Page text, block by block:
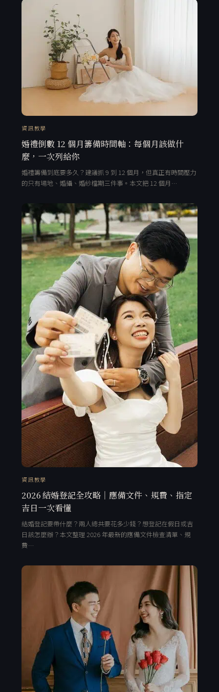
資訊教學
婚禮倒數 12 個月籌備時間軸：每個月該做什
麼，一次列給你
婚禮籌備到底要多久？建議抓 9 到 12 個月，但真正有時間壓力
的只有場地、婚攝、婚紗檔期三件事。本文把 12 個月…
資訊教學
2026 結婚登記全攻略｜應備文件、規費、指定
吉日一次看懂
結婚登記要帶什麼？兩人總共要花多少錢？想登記在假日或吉
日該怎麼辦？本文整理 2026 年最新的應備文件檢查清單、規
費…